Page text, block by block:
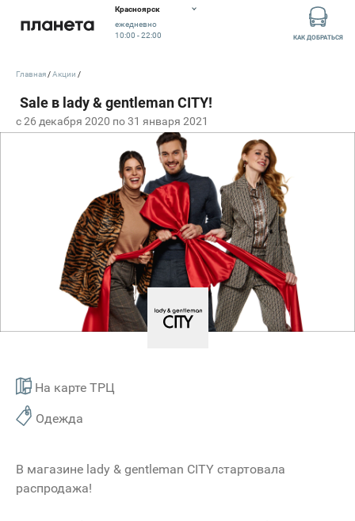
Красноярск
ежедневно
10:00 - 22:00
КАК ДОБРАТЬСЯ
c 26 декабря 2020 по 31 января 2021
На карте ТРЦ
Одежда
Главная Акции
В магазине lady & gentleman CITY стартовала
распродажа!